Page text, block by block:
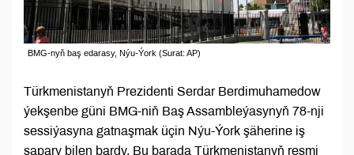
BMG-nyň baş edarasy, Nýu-Ýork (Surat: AP)
Türkmenistanyň Prezidenti Serdar Berdimuhamedow
ýekşenbe güni BMG-niň Baş Assambleýasynyň 78-nji
sessiýasyna gatnaşmak üçin Nýu-Ýork şäherine iş
sapary bilen bardy. Bu barada Türkmenistanyň resmi